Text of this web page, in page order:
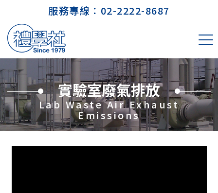
服務專線： 02-2222-8687
實驗室廢氣排放
Lab Waste Air Exhaust
Emissions